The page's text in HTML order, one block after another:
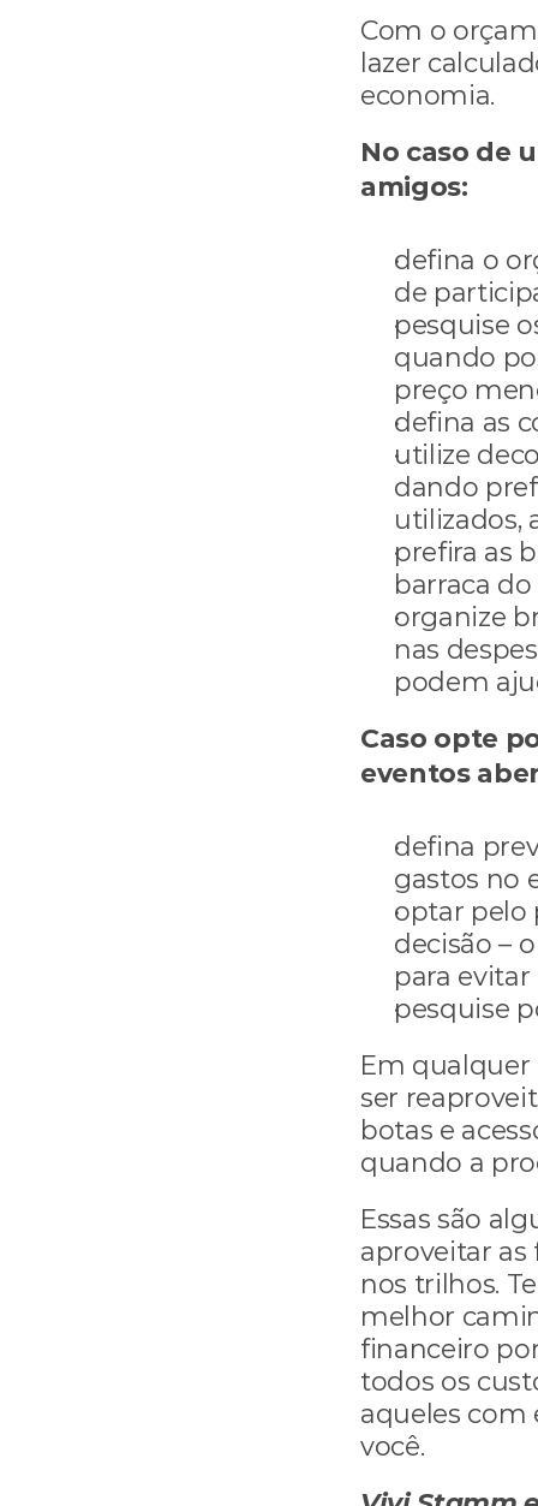
Com o
lazer
economia.
No caso de
amigos:
defina o
de
pesquise
quando
preço
defina as
utilize
dando
utilizados,
prefira as
barraca
organize
nas
podem
Caso opte
eventos
defina
gastos no
optar pelo
decisão –
para
pesquise
Em qualquer
ser
botas e
quando a
Essas são
aproveitar
nos trilhos.
melhor
financeiro
todos os
aqueles com
você.